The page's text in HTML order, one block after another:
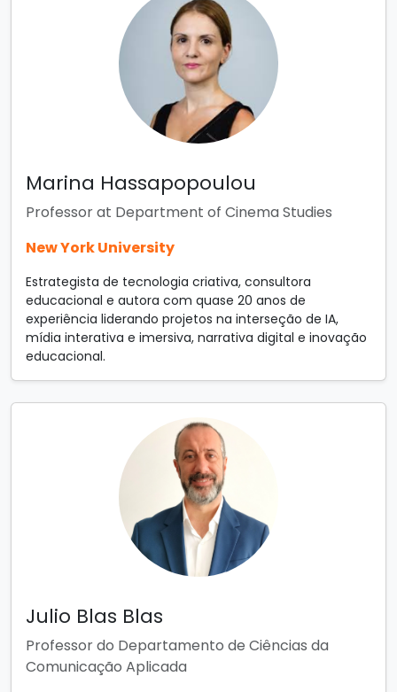
Marina Hassapopoulou
Professor at Department of Cinema Studies
New York University
Estrategista de tecnologia criativa, consultora
educacional e autora com quase 20 anos de
experiência liderando projetos na interseção de IA,
mídia interativa e imersiva, narrativa digital e inovação
educacional.
Julio Blas Blas
Professor do Departamento de Ciências da
Comunicação Aplicada